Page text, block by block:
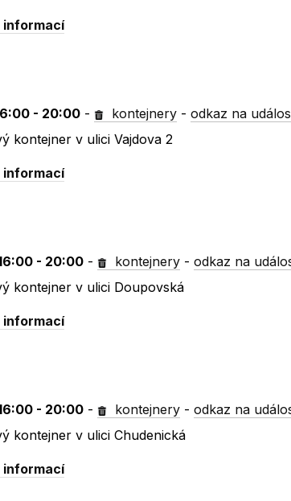
informací
- 20:00 - kontejnery -odkaz na
kontejner v ulici Vajdova 2
informací
- 20:00 - kontejnery -odkaz na
kontejner v ulici Doupovská
informací
- 20:00 - kontejnery -odkaz na
kontejner v ulici Chudenická
informací